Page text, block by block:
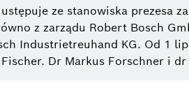
odpowiedzialność
mobility
Grupa Bosch
do
ze stanowiska prezesa
z zarządu Robert Bosch
Industrietreuhand KG. Od 1
Dr Markus Forschner i dr